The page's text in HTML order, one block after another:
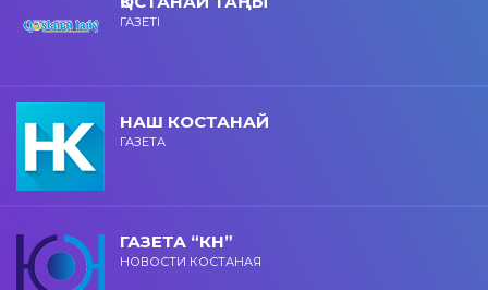
ГАЗЕТІ
НАШ КОСТАНАЙ
ГАЗЕТА
ГАЗЕТА “КН”
НОВОСТИ КОСТАНАЯ